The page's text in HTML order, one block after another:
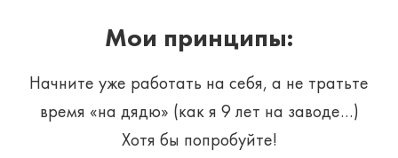
Мои принципы:
Начните уже работать на себя, а не тратьте
время «на дядю» (как я 9 лет на заводе…)
Хотя бы попробуйте!